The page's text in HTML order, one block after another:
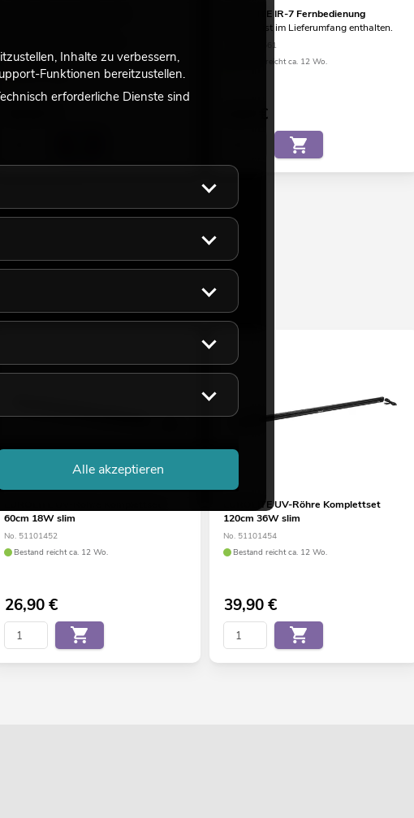
No. 70064704
Ware im Zulauf
EUROLITE IR-7 Fernbedienung
Zubehör ist im Lieferumfang enthalten.
No. 50530561
Bestand reicht ca. 12 Wo.
€
60cm 18W slim
No. 51101452
Bestand reicht ca. 12 Wo.
26,90€
EUROLITE UV-Röhre Komplettset
120cm 36W slim
No. 51101454
Bestand reicht ca. 12 Wo.
39,90€
Inhalte zu verbessern,
Funktionen bereitzustellen.
erforderliche Dienste sind
Alle akzeptieren